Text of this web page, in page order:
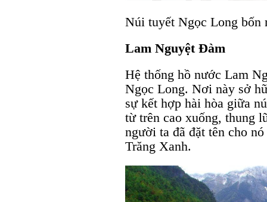
Núi tuyết Ngọc Long bốn
Lam Nguyệt Đàm
Hệ thống hồ nước Lam
Ngọc Long. Nơi này sở
sự kết hợp hài hòa giữa
từ trên cao xuống, thung
người ta đã đặt tên cho
Trăng Xanh.